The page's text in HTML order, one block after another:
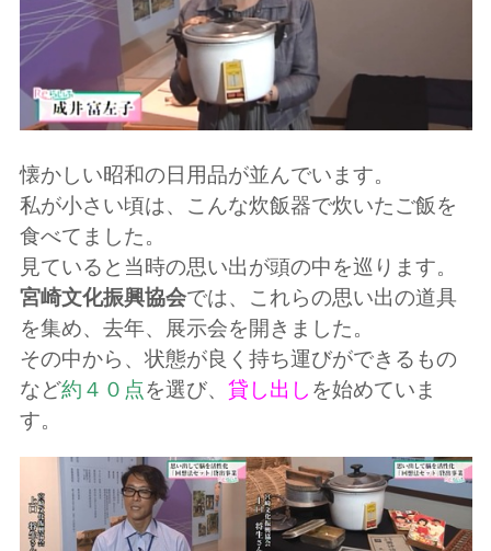
懐かしい昭和の日用品が並んでいます。
私が小さい頃は、こんな炊飯器で炊いたご飯を
食べてました。
見ていると当時の思い出が頭の中を巡ります。
宮崎文化振興協会では、これらの思い出の道具
を集め、去年、展示会を開きました。
その中から、状態が良く持ち運びができるもの
など約４０点を選び、 貸し出し を始めていま
す。